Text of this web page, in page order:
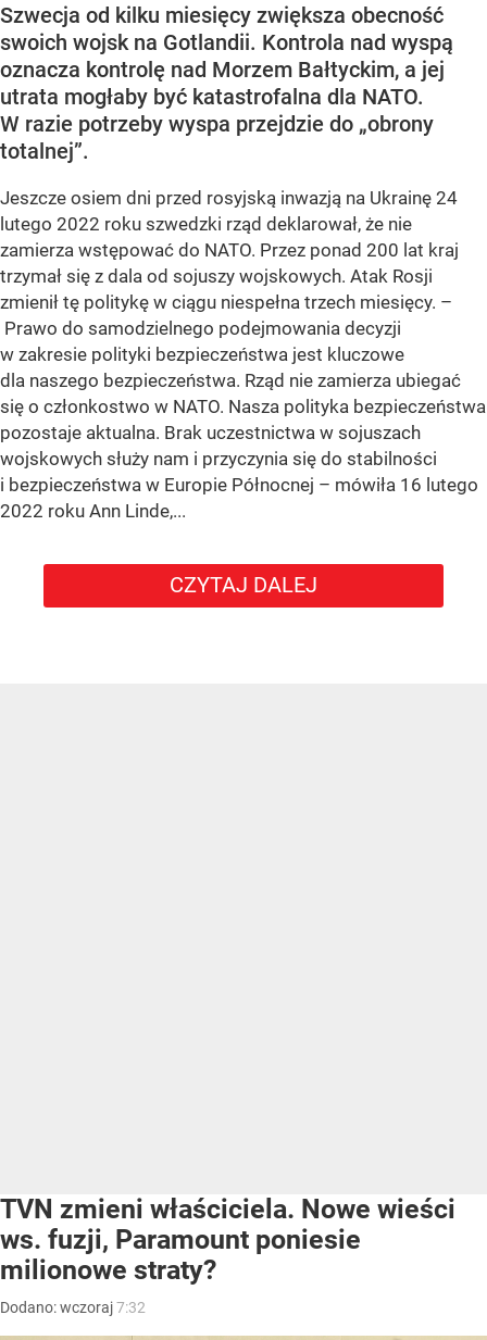
Szwecja od kilku miesięcy zwiększa obecność
swoich wojsk na Gotlandii. Kontrola nad wyspą
oznacza kontrolę nad Morzem Bałtyckim, a jej
utrata mogłaby być katastrofalna dla NATO.
W razie potrzeby wyspa przejdzie do „obrony
totalnej”.
Jeszcze osiem dni przed rosyjską inwazją na Ukrainę 24
lutego 2022 roku szwedzki rząd deklarował, że nie
zamierza wstępować do NATO. Przez ponad 200 lat kraj
trzymał się z dala od sojuszy wojskowych. Atak Rosji
zmienił tę politykę w ciągu niespełna trzech miesięcy. –
Prawo do samodzielnego podejmowania decyzji
w zakresie polityki bezpieczeństwa jest kluczowe
dla naszego bezpieczeństwa. Rząd nie zamierza ubiegać
się o członkostwo w NATO. Nasza polityka bezpieczeństwa
pozostaje aktualna. Brak uczestnictwa w sojuszach
wojskowych służy nam i przyczynia się do stabilności
i bezpieczeństwa w Europie Północnej – mówiła 16 lutego
2022 roku Ann Linde,...
CZYTAJ DALEJ
TVN zmieni właściciela. Nowe wieści
ws. fuzji, Paramount poniesie
milionowe straty?
Dodano:wczoraj7:32